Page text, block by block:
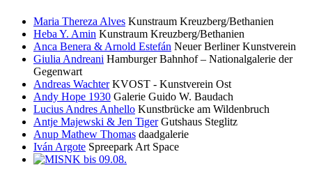
Maria Thereza Alves Kunstraum Kreuzberg/Bethanien
Heba Y. Amin Kunstraum Kreuzberg/Bethanien
Anca Benera & Arnold Estefán Neuer Berliner Kunstverein
Giulia Andreani Hamburger Bahnhof – Nationalgalerie der
Gegenwart
Andreas Wachter KVOST - Kunstverein Ost
Andy Hope 1930 Galerie Guido W. Baudach
Lucius Andres Anhello Kunstbrücke am Wildenbruch
Antje Majewski & Jen Tiger Gutshaus Steglitz
Anup Mathew Thomas daadgalerie
Iván Argote Spreepark Art Space